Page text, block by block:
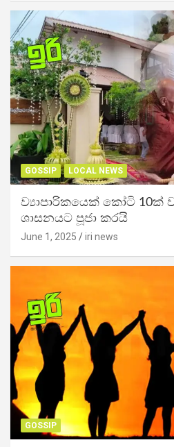
GOSSIP LOCAL NEWS
ව්‍යාපාරිකයෙක් කෝටි 10ක්
ශාසනයට පූජා කරයි
June 1, 2025 iri news
GOSSIP